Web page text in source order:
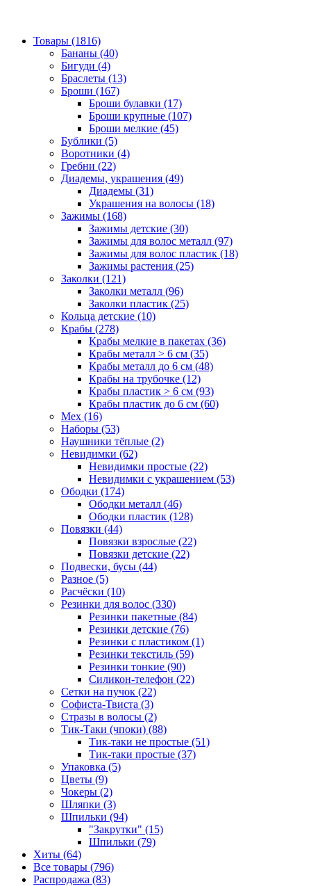
Товары (1816)
Бананы (40)
Бигуди (4)
Браслеты (13)
Броши (167)
Броши булавки (17)
Броши крупные (107)
Броши мелкие (45)
Бублики (5)
Воротники (4)
Гребни (22)
Диадемы, украшения (49)
Диадемы (31)
Украшения на волосы (18)
Зажимы (168)
Зажимы детские (30)
Зажимы для волос металл (97)
Зажимы для волос пластик (18)
Зажимы растения (25)
Заколки (121)
Заколки металл (96)
Заколки пластик (25)
Кольца детские (10)
Крабы (278)
Крабы мелкие в пакетах (36)
Крабы металл > 6 см (35)
Крабы металл до 6 см (48)
Крабы на трубочке (12)
Крабы пластик > 6 см (93)
Крабы пластик до 6 см (60)
Мех (16)
Наборы (53)
Наушники тёплые (2)
Невидимки (62)
Невидимки простые (22)
Невидимки с украшением (53)
Ободки (174)
Ободки металл (46)
Ободки пластик (128)
Повязки (44)
Повязки взрослые (22)
Повязки детские (22)
Подвески, бусы (44)
Разное (5)
Расчёски (10)
Резинки для волос (330)
Резинки пакетные (84)
Резинки детские (76)
Резинки с пластиком (1)
Резинки текстиль (59)
Резинки тонкие (90)
Силикон-телефон (22)
Сетки на пучок (22)
Софиста-Твиста (3)
Стразы в волосы (2)
Тик-Таки (чпоки) (88)
Тик-таки не простые (51)
Тик-таки простые (37)
Упаковка (5)
Цветы (9)
Чокеры (2)
Шляпки (3)
Шпильки (94)
"Закрутки" (15)
Шпильки (79)
Хиты (64)
Все товары (796)
Распродажа (83)